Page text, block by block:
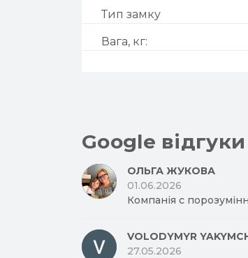
Тип замку
Вага, кг:
Google відгуки
ОЛЬГА ЖУКОВА
01.06.2026
Компанія с
VOLODYMYR
27.05.2026